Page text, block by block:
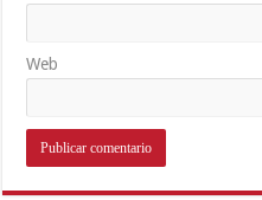
Web